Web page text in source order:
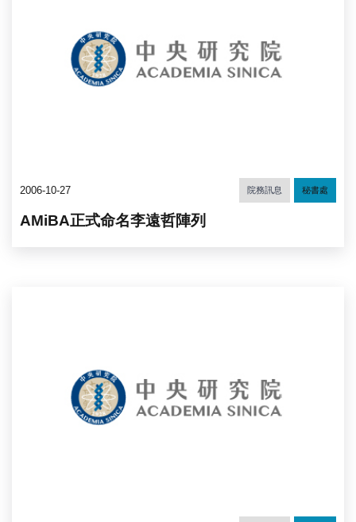
2006-10-27 院務訊息 秘書處
AMiBA正式命名李遠哲陣列